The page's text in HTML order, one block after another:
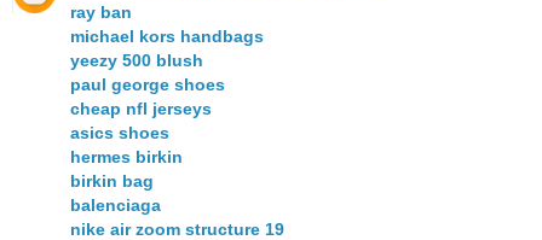
ray ban
michael kors handbags
yeezy 500 blush
paul george shoes
cheap nfl jerseys
asics shoes
hermes birkin
birkin bag
balenciaga
nike air zoom structure 19